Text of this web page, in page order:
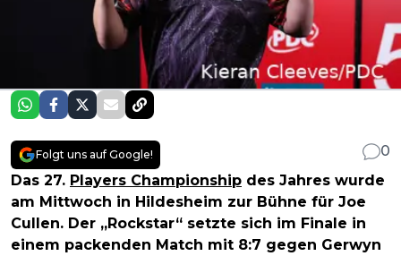
Folgt uns auf Google!
0
Das 27. Players Championship des Jahres wurde
am Mittwoch in Hildesheim zur Bühne für Joe
Cullen. Der „Rockstar“ setzte sich im Finale in
einem packenden Match mit 8:7 gegen Gerwyn